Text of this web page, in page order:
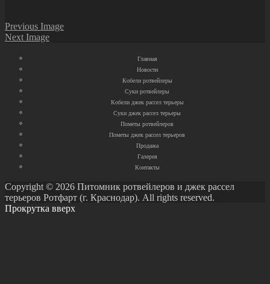
Previous Image
Next Image
Главная
Новости
Кобели ротвейлеры
Суки ротвейлеры
Кобели джек рассел терьеры
Суки джек рассел терьеры
Пометы ротвейлеров
Пометы джек рассел терьеров
Продажа
Галерея
Контакты
Copyright © 2026 Питомник ротвейлеров и джек рассел
терьеров Ротфарт (г. Краснодар). All rights reserved.
Прокрутка вверх